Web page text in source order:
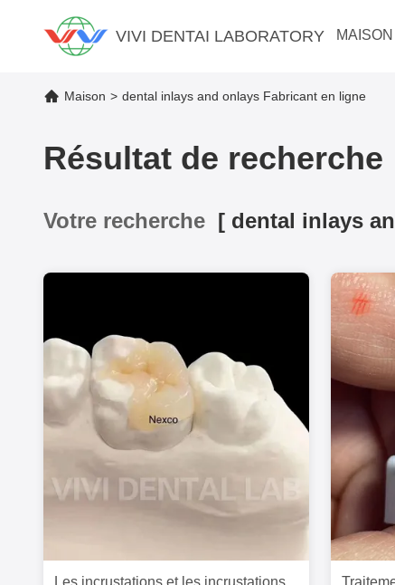
VIVI DENTAI LABORATORY MAISON
Maison > dental inlays and onlays Fabricant en ligne
Résultat de recherche
Votre recherche [ dental inlays
Les incrustations et les incrustations